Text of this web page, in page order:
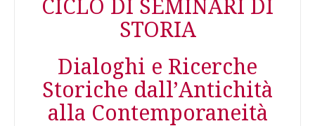
CICLO DI SEMINARI DI
STORIA
Dialoghi e Ricerche
Storiche dall’Antichità
alla Contemporaneità